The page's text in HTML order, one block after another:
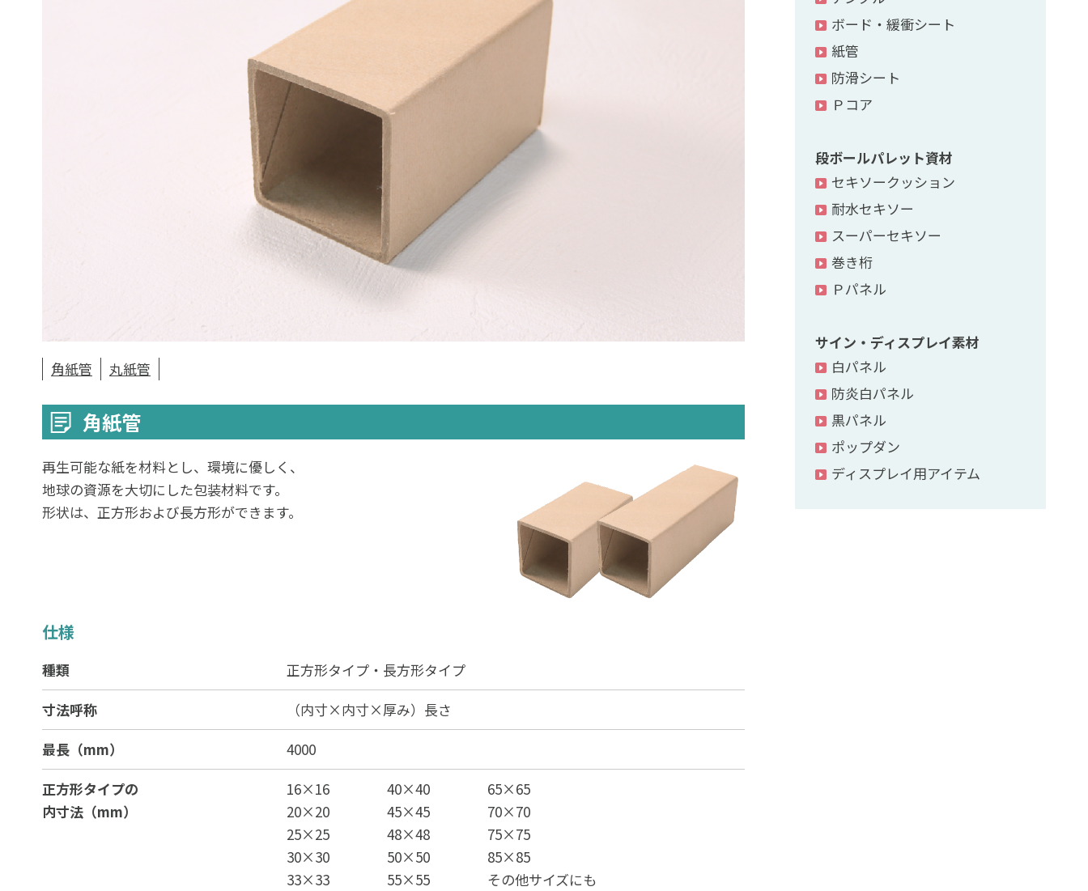
角紙管 丸紙管
角紙管
再生可能な紙を材料とし、環境に優しく、
地球の資源を大切にした包装材料です。
形状は、正方形および長方形ができます。
仕様
種類
正方形タイプ・長方形タイプ
寸法呼称
（内寸×内寸×厚み）長さ
最長（mm）
4000
正方形タイプの
内寸法（mm）
16×16
20×20
25×25
30×30
33×33
40×40
45×45
48×48
50×50
55×55
65×65
70×70
75×75
85×85
その他サイズにも
ボード・緩衝シート
紙管
防滑シート
Ｐコア
段ボールパレット資材
セキソークッション
耐水セキソー
スーパーセキソー
巻き桁
Ｐパネル
サイン・ディスプレイ素材
白パネル
防炎白パネル
黒パネル
ポップダン
ディスプレイ用アイテム